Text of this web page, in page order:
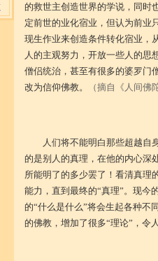
的救世主创造世界的学说，同时
定前世的业化宿业，但认为前业
现生作业来创造条件转化宿业，
人的主观努力，开放一些人的思
僧侣统治，甚至有很多的婆罗门
改为信仰佛教。
（摘自《人间佛
人们将不能明白那些超越自
的是别人的真理，在他的内心深
所能明了的多少罢了！看清真理
能力，直到最终的“真理”。现今
的“什么是什么”将会生起各种不
的佛教，增加了很多“理论”，令